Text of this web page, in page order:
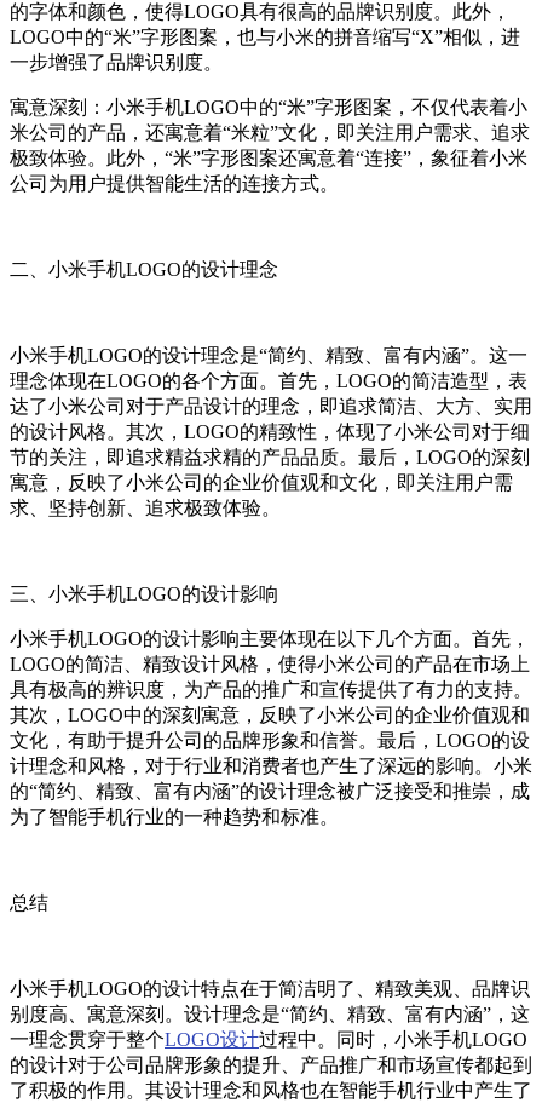
的字体和颜色，使得LOGO具有很高的品牌识别度。此外，
LOGO中的“米”字形图案，也与小米的拼音缩写“X”相似，进
一步增强了品牌识别度。
寓意深刻：小米手机LOGO中的“米”字形图案，不仅代表着小
米公司的产品，还寓意着“米粒”文化，即关注用户需求、追求
极致体验。此外，“米”字形图案还寓意着“连接”，象征着小米
公司为用户提供智能生活的连接方式。
二、小米手机LOGO的设计理念
小米手机LOGO的设计理念是“简约、精致、富有内涵”。这一
理念体现在LOGO的各个方面。首先，LOGO的简洁造型，表
达了小米公司对于产品设计的理念，即追求简洁、大方、实用
的设计风格。其次，LOGO的精致性，体现了小米公司对于细
节的关注，即追求精益求精的产品品质。最后，LOGO的深刻
寓意，反映了小米公司的企业价值观和文化，即关注用户需
求、坚持创新、追求极致体验。
三、小米手机LOGO的设计影响
小米手机LOGO的设计影响主要体现在以下几个方面。首先，
LOGO的简洁、精致设计风格，使得小米公司的产品在市场上
具有极高的辨识度，为产品的推广和宣传提供了有力的支持。
其次，LOGO中的深刻寓意，反映了小米公司的企业价值观和
文化，有助于提升公司的品牌形象和信誉。最后，LOGO的设
计理念和风格，对于行业和消费者也产生了深远的影响。小米
的“简约、精致、富有内涵”的设计理念被广泛接受和推崇，成
为了智能手机行业的一种趋势和标准。
总结
小米手机LOGO的设计特点在于简洁明了、精致美观、品牌识
别度高、寓意深刻。设计理念是“简约、精致、富有内涵”，这
一理念贯穿于整个LOGO设计过程中。同时，小米手机LOGO
的设计对于公司品牌形象的提升、产品推广和市场宣传都起到
了积极的作用。其设计理念和风格也在智能手机行业中产生了